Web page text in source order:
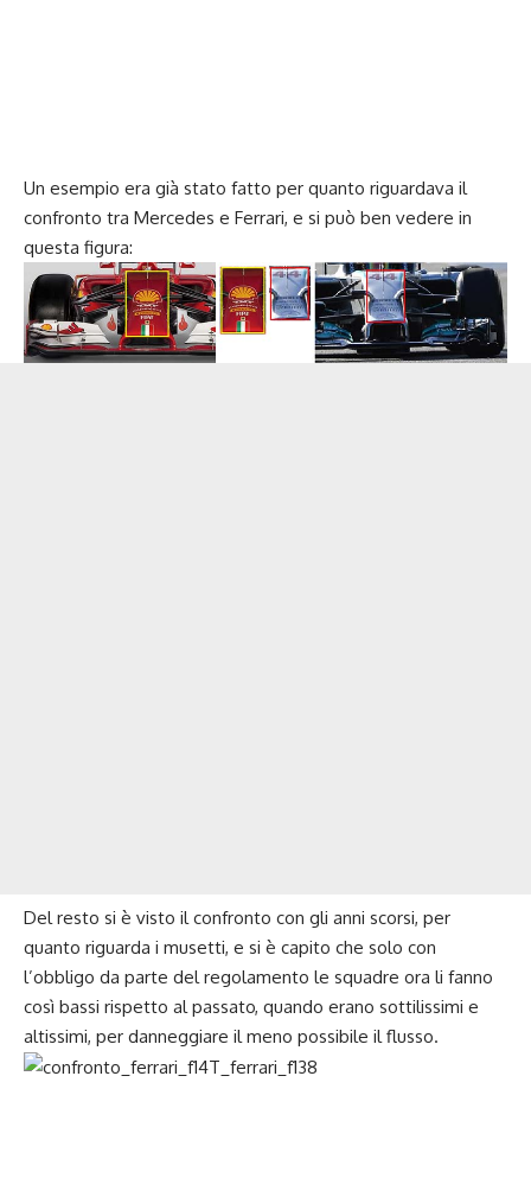
Un esempio era già stato fatto per quanto riguardava il
confronto tra Mercedes e Ferrari, e si può ben vedere in
questa figura:
Del resto si è visto il confronto con gli anni scorsi, per
quanto riguarda i musetti, e si è capito che solo con
l’obbligo da parte del regolamento le squadre ora li fanno
così bassi rispetto al passato, quando erano sottilissimi e
altissimi, per danneggiare il meno possibile il flusso.